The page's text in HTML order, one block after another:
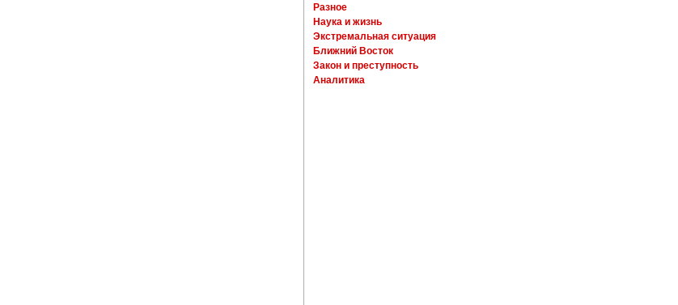
Разное
Наука и жизнь
Экстремальная ситуация
Ближний Восток
Закон и преступность
Аналитика